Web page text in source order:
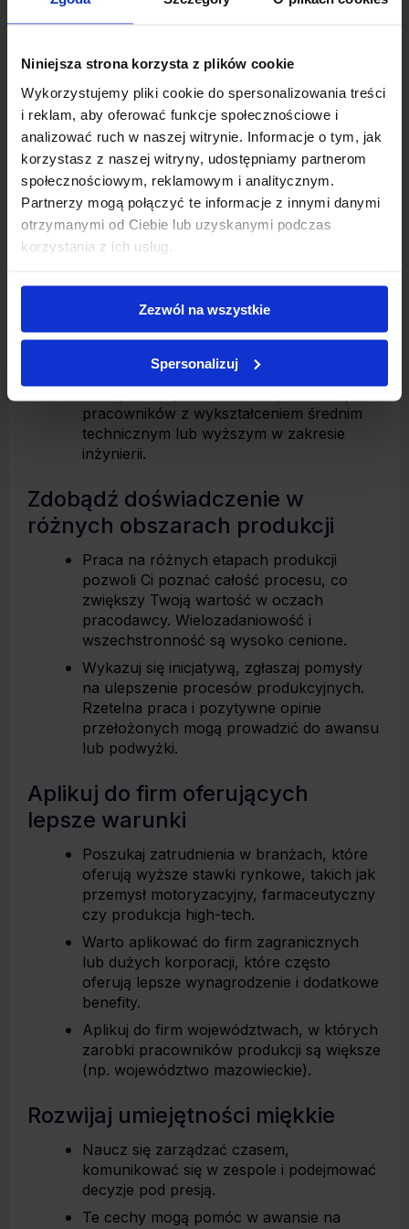
Niniejsza strona korzysta z plików cookie
Wykorzystujemy pliki cookie do spersonalizowania treści
i reklam, aby oferować funkcje społecznościowe i
analizować ruch w naszej witrynie. Informacje o tym, jak
korzystasz z naszej witryny, udostępniamy partnerom
społecznościowym, reklamowym i analitycznym.
Partnerzy mogą połączyć te informacje z innymi danymi
otrzymanymi od Ciebie lub uzyskanymi podczas
korzystania z ich usług.
Zezwól na wszystkie
Spersonalizuj
Jak zwiększyć swoje szanse na wyższe
zarobki?
Podniesienie zarobków w branży produkcyjnej
zaangażowania. Oto kilka sprawdzonych
sposobów, które mogą zwiększyć Twoje szanse
na lepsze wynagrodzenie.
Zdobądź dodatkowe kwalifikacje
Ukończ kursy techniczne, np. obsługi
maszyn CNC, spawania czy
programowania robotów przemysłowych.
Postaraj się o certyfikaty, takie jak
uprawnienia na wózki widłowe, SEP czy
technikum w specjalizacji powiązanej z
pracowników z wykształceniem średnim
technicznym lub wyższym w zakresie
inżynierii.
Zdobądź doświadczenie w
różnych obszarach produkcji
Praca na różnych etapach produkcji
pozwoli Ci poznać całość procesu, co
zwiększy Twoją wartość w oczach
pracodawcy. Wielozadaniowość i
wszechstronność są wysoko cenione.
Wykazuj się inicjatywą, zgłaszaj pomysły
na ulepszenie procesów produkcyjnych.
Rzetelna praca i pozytywne opinie
przełożonych mogą prowadzić do awansu
lub podwyżki.
Aplikuj do firm oferujących
lepsze warunki
Poszukaj zatrudnienia w branżach, które
oferują wyższe stawki rynkowe, takich jak
przemysł motoryzacyjny, farmaceutyczny
czy produkcja high-tech.
Warto aplikować do firm zagranicznych
lub dużych korporacji, które często
oferują lepsze wynagrodzenie i dodatkowe
benefity.
Aplikuj do firm województwach, w których
zarobki pracowników produkcji są większe
(np. województwo mazowieckie).
Rozwijaj umiejętności miękkie
Naucz się zarządzać czasem,
komunikować się w zespole i podejmować
decyzje pod presją.
Te cechy mogą pomóc w awansie na